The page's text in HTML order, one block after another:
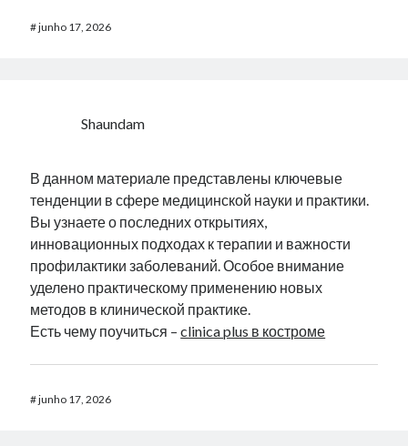
#junho 17, 2026
Shaundam
В данном материале представлены ключевые
тенденции в сфере медицинской науки и практики.
Вы узнаете о последних открытиях,
инновационных подходах к терапии и важности
профилактики заболеваний. Особое внимание
уделено практическому применению новых
методов в клинической практике.
Есть чему поучиться –clinica plus в костроме
#junho 17, 2026